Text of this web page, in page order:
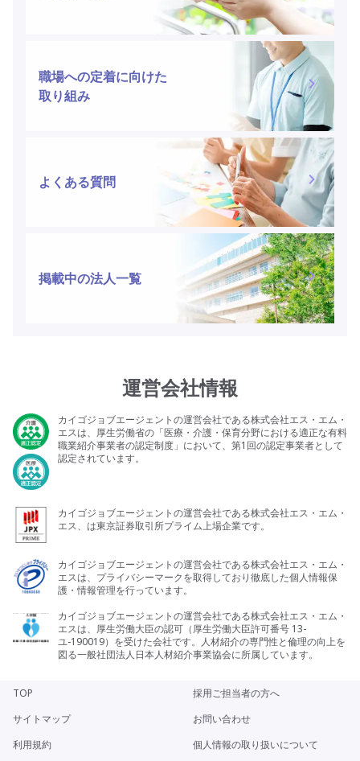
職場への定着に向けた
取り組み
よくある質問
掲載中の法人一覧
どちらに近いですか？
運営会社情報
カイゴジョブエージェントの運営会社である株式会社エス・エム・
エスは、厚生労働省の「医療・介護・保育分野における適正な有料
職業紹介事業者の認定制度」において、第1回の認定事業者として
認定されています。
カイゴジョブエージェントの運営会社である株式会社エス・エム・
エス、は東京証券取引所プライム上場企業です。
カイゴジョブエージェントの運営会社である株式会社エス・エム・
エスは、プライバシーマークを取得しており徹底した個人情報保
護・情報管理を行っています。
カイゴジョブエージェントの運営会社である株式会社エス・エム・
エスは、厚生労働大臣の認可（厚生労働大臣許可番号 13-
ユ-190019）を受けた会社です。人材紹介の専門性と倫理の向上を
図る一般社団法人日本人材紹介事業協会に所属しています。
TOP
採用ご担当者の方へ
サイトマップ
お問い合わせ
利用規約
個人情報の取り扱いについて